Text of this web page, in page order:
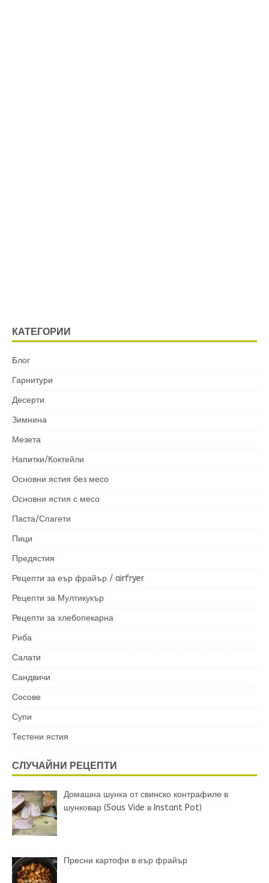
КАТЕГОРИИ
Блог
Гарнитури
Десерти
Зимнина
Мезета
Напитки/Коктейли
Основни ястия без месо
Основни ястия с месо
Паста/Спагети
Пици
Предястия
Рецепти за еър фрайър / airfryer
Рецепти за Мултикукър
Рецепти за хлебопекарна
Риба
Салати
Сандвичи
Сосове
Супи
Тестени ястия
СЛУЧАЙНИ РЕЦЕПТИ
Домашна шунка от свинско контрафиле в
шунковар (Sous Vide в Instant Pot)
Пресни картофи в еър фрайър